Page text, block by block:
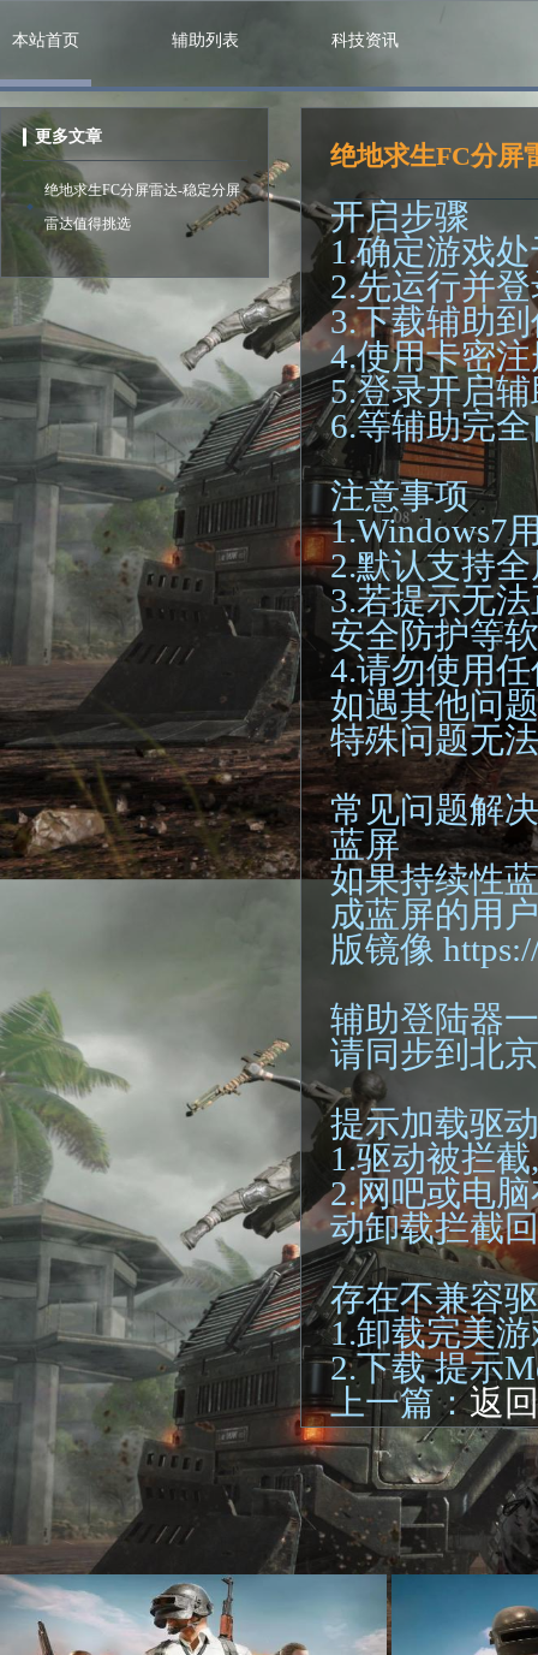
本站首页 辅助列表 科技资讯
更多文章
绝地求生FC分屏雷达-稳定分屏
雷达值得挑选
绝地求生FC分屏
开启步骤
1.确定游戏
2.先运行并登
3.下载辅助
4.使用卡密
5.登录开启
6.等辅助完
注意事项
1.Windows7
2.默认支持
3.若提示无
安全防护等
4.请勿使用
如遇其他问
特殊问题无
常见问题解
蓝屏
如果持续性
成蓝屏的用
版镜像
辅助登陆器
请同步到北
提示加载驱
1.驱动被拦
2.网吧或电
动卸载拦截
存在不兼容驱
1.卸载完美
2.下载 提示
上一篇：返